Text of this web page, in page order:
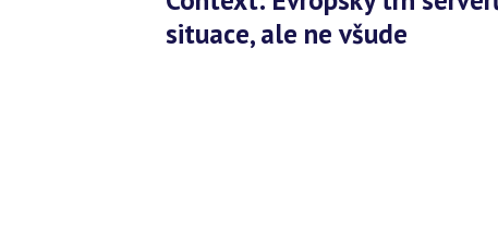
situace, ale ne všude